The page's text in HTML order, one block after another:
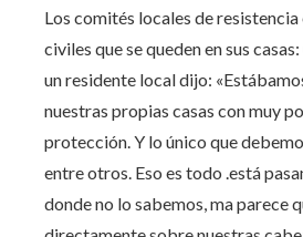
Los comités locales de
civiles que se queden en sus
un residente local dijo:
nuestras propias casas con muy
protección. Y lo único que
entre otros. Eso es todo .está
donde no lo sabemos, ma parece